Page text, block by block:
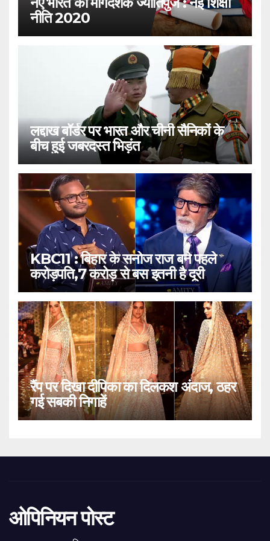
नीति 2020
लद्दाख बॉर्डर पर भारत और चीनी सैनिकों के
बीच हुई जबरदस्त भिड़ंत
KBC11 : बिहार के सनोज राज बने पहले
करोड़पति,7 करोड़ से बस इतनी है दूरी
रैंप पर दिखा दीपिका का दिलकश अंदाज, ठहर
गई सबकी निगाहें
ओपिनियन पोस्ट